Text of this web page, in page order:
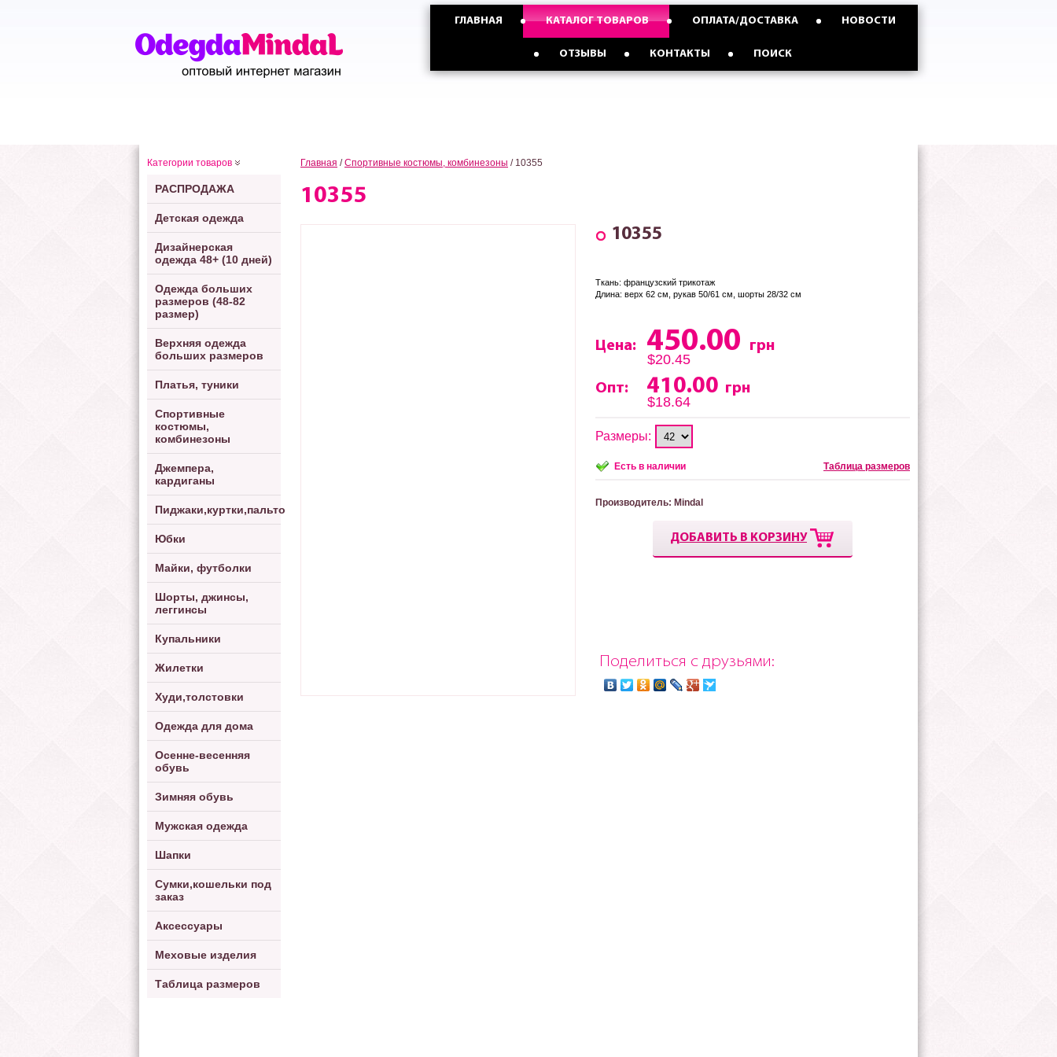
График работы
Опт с Россией,Казахстаном и
Опт с Украиной от
ГЛАВНАЯ КАТАЛОГ ТОВАРОВ ОПЛАТА/ДОСТАВКА НОВОСТИ
ОТЗЫВЫ КОНТАКТЫ ПОИСК
Категории товаров
РАСПРОДАЖА
Детская одежда
Дизайнерская
одежда 48+ (10 дней)
Одежда больших
размеров (48-82
размер)
Верхняя одежда
больших размеров
Платья, туники
Спортивные
костюмы,
комбинезоны
Джемпера,
кардиганы
Пиджаки,куртки,пальто
Юбки
Майки, футболки
Шорты, джинсы,
леггинсы
Купальники
Жилетки
Худи,толстовки
Одежда для дома
Осенне-весенняя
обувь
Зимняя обувь
Мужская одежда
Шапки
Сумки,кошельки под
заказ
Аксессуары
Меховые изделия
Таблица размеров
Главная / Спортивные костюмы, комбинезоны / 10355
10355
10355
Ткань: французский трикотаж
Длина: верх 62 см, рукав 50/61 см, шорты 28/32 см
Цена: 450.00
грн
$20.45
Опт:
410.00 грн
$18.64
Размеры:
Есть в наличии Таблица размеров
Производитель: Mindal
ДОБАВИТЬ В КОРЗИНУ
Поделиться с друзьями: